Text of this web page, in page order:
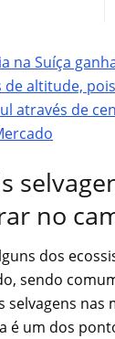
na Suíça
de altitude,
através de
no
dos
sendo
selvagens nas
é um dos